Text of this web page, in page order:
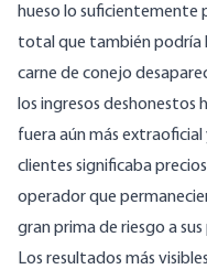
hueso lo suficientemente
total que también podría
carne de conejo
los ingresos deshonestos
fuera aún más
clientes significaba
operador que
gran prima de riesgo a
Los resultados más